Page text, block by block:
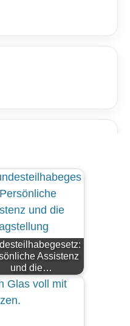
Assistenz
und die…